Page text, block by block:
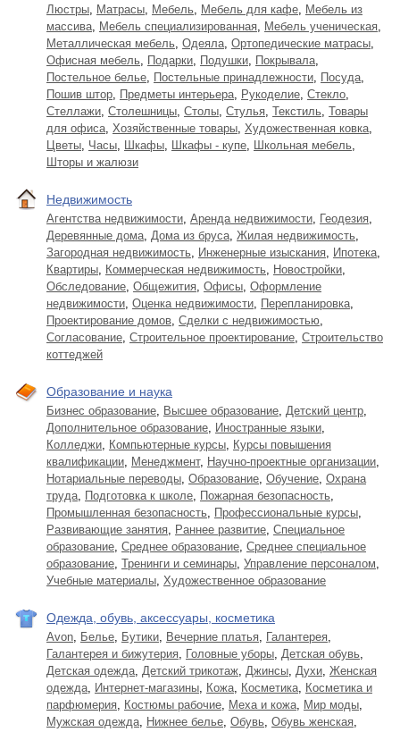
Люстры, Матрасы, Мебель, Мебель для кафе, Мебель из
массива, Мебель специализированная, Мебель ученическая,
Металлическая мебель, Одеяла, Ортопедические матрасы,
Офисная мебель, Подарки, Подушки, Покрывала,
Постельное белье, Постельные принадлежности, Посуда,
Пошив штор, Предметы интерьера, Рукоделие, Стекло,
Стеллажи, Столешницы, Столы, Стулья, Текстиль, Товары
для офиса, Хозяйственные товары, Художественная ковка,
Цветы, Часы, Шкафы, Шкафы - купе, Школьная мебель,
Шторы и жалюзи
Недвижимость
Агентства недвижимости, Аренда недвижимости, Геодезия,
Деревянные дома, Дома из бруса, Жилая недвижимость,
Загородная недвижимость, Инженерные изыскания, Ипотека,
Квартиры, Коммерческая недвижимость, Новостройки,
Обследование, Общежития, Офисы, Оформление
недвижимости, Оценка недвижимости, Перепланировка,
Проектирование домов, Сделки с недвижимостью,
Согласование, Строительное проектирование, Строительство
коттеджей
Образование и наука
Бизнес образование, Высшее образование, Детский центр,
Дополнительное образование, Иностранные языки,
Колледжи, Компьютерные курсы, Курсы повышения
квалификации, Менеджмент, Научно-проектные организации,
Нотариальные переводы, Образование, Обучение, Охрана
труда, Подготовка к школе, Пожарная безопасность,
Промышленная безопасность, Профессиональные курсы,
Развивающие занятия, Раннее развитие, Специальное
образование, Среднее образование, Среднее специальное
образование, Тренинги и семинары, Управление персоналом,
Учебные материалы, Художественное образование
Одежда, обувь, аксессуары, косметика
Avon, Белье, Бутики, Вечерние платья, Галантерея,
Галантерея и бижутерия, Головные уборы, Детская обувь,
Детская одежда, Детский трикотаж, Джинсы, Духи, Женская
одежда, Интернет-магазины, Кожа, Косметика, Косметика и
парфюмерия, Костюмы рабочие, Меха и кожа, Мир моды,
Мужская одежда, Нижнее белье, Обувь, Обувь женская,